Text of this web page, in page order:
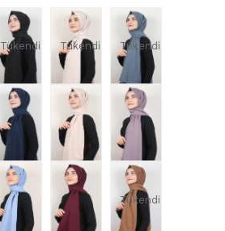
Tükendi Tükendi Tükendi
Tükendi